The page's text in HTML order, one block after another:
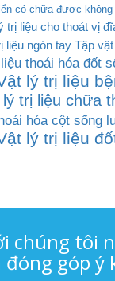
có chữa được không
trị liệu cho thoát vị
liệu ngón tay Tập
thoái hóa đốt
lý trị liệu
trị liệu chữa
hóa cột sống
lý trị liệu
chúng tôi
đóng góp ý